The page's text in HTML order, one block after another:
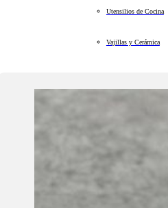
Utensilios de Cocina
Vajillas y Cerámica